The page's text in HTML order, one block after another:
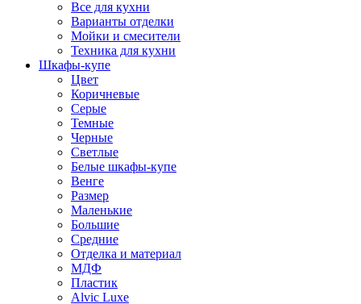
Все для кухни
Варианты отделки
Мойки и смесители
Техника для кухни
Шкафы-купе
Цвет
Коричневые
Серые
Темные
Черные
Светлые
Белые шкафы-купе
Венге
Размер
Маленькие
Большие
Средние
Отделка и материал
МДФ
Пластик
Alvic Luxe